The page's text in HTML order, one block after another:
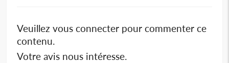
Veuillez vous connecter pour commenter ce
contenu.
Votre avis nous intéresse.